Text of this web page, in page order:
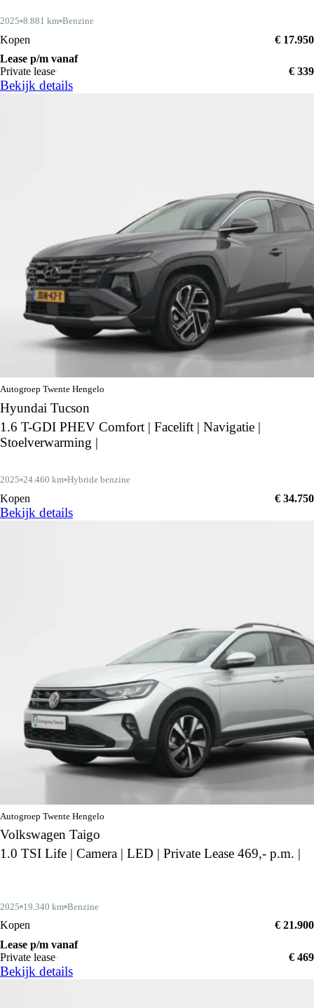
2025 8.881 km Benzine
Kopen
€ 17.950
Lease p/m vanaf
Private lease
€ 339
Bekijk details
Autogroep Twente Hengelo
Hyundai Tucson
1.6 T-GDI PHEV Comfort | Facelift | Navigatie |
Stoelverwarming |
2025 24.460 km Hybride benzine
Kopen € 34.750
Bekijk details
Autogroep Twente Hengelo
Volkswagen Taigo
1.0 TSI Life | Camera | LED | Private Lease 469,- p.m. |
2025 19.340 km Benzine
Kopen
€ 21.900
Lease p/m vanaf
Private lease
€ 469
Bekijk details